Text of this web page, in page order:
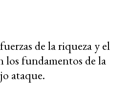
de la riqueza y el
los fundamentos de la
ataque.